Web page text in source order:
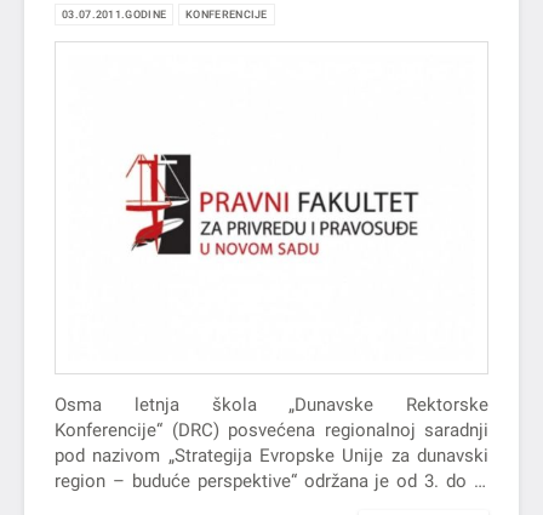
03.07.2011.GODINE KONFERENCIJE
Osma letnja škola „Dunavske Rektorske
Konferencije“ (DRC) posvećena regionalnoj saradnji
pod nazivom „Strategija Evropske Unije za dunavski
region – buduće perspektive“ održana je od 3. do 9.